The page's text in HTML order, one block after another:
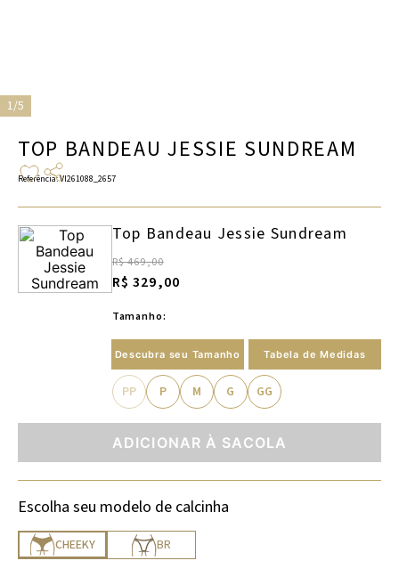
1/5
TOP BANDEAU JESSIE SUNDREAM
Referência:VI261088_2657
Top Bandeau Jessie Sundream
R$ 469,00
R$ 329,00
Tamanho:
Descubra seu Tamanho Tabela de Medidas
PP P M G GG
ADICIONAR À SACOLA
Escolha seu modelo de calcinha
CHEEKY BR